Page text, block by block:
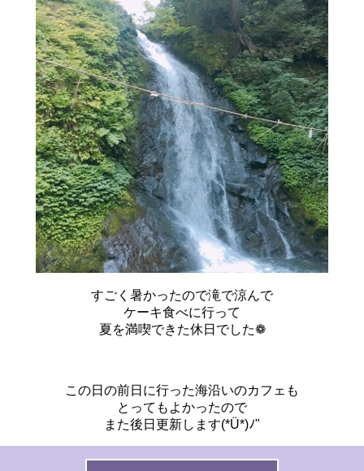
すごく暑かったので滝で涼んで
ケーキ食べに行って
夏を満喫できた休日でした❁
この日の前日に行った海沿いのカフェも
とってもよかったので
また後日更新します(*Ü*)ﾉ"